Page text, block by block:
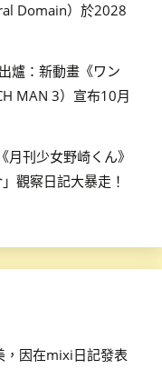
Domain）於2028
爐：新動畫《ワン
MAN 3）宣布10月
刊少女野崎くん》
觀察日記大暴走！
因在mixi日記發表